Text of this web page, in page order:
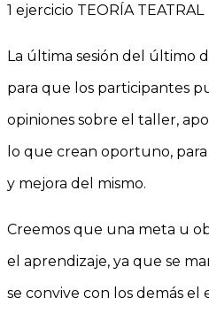
1 ejercicio TEORÍA TEATRAL
La última sesión del último
para que los participantes
opiniones sobre el taller,
lo que crean oportuno,
y mejora del mismo.
Creemos que una meta u
el aprendizaje, ya que se
se convive con los demás el